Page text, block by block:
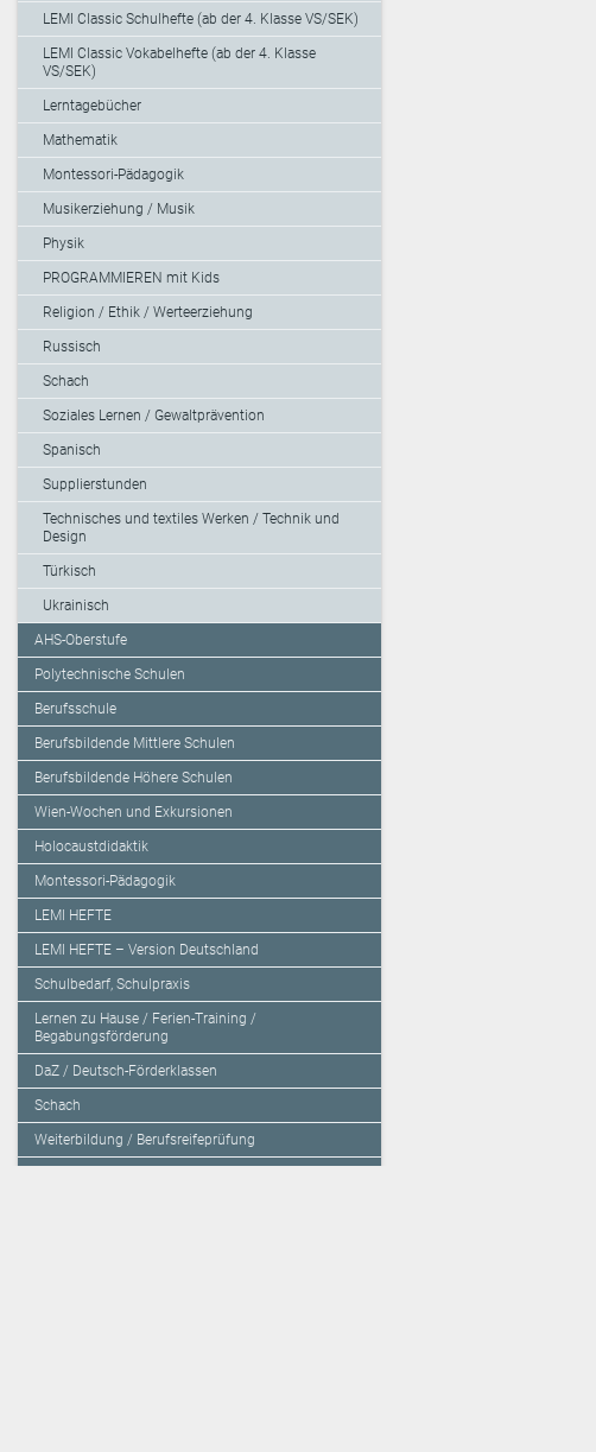
LEMI Classic Schulhefte (ab der 4. Klasse VS/SEK)
LEMI Classic Vokabelhefte (ab der 4. Klasse
VS/SEK)
Lerntagebücher
Mathematik
Montessori-Pädagogik
Musikerziehung / Musik
Physik
PROGRAMMIEREN mit Kids
Religion / Ethik / Werteerziehung
Russisch
Schach
Soziales Lernen / Gewaltprävention
Spanisch
Supplierstunden
Technisches und textiles Werken / Technik und
Design
Türkisch
Ukrainisch
AHS-Oberstufe
Polytechnische Schulen
Berufsschule
Berufsbildende Mittlere Schulen
Berufsbildende Höhere Schulen
Wien-Wochen und Exkursionen
Holocaustdidaktik
Montessori-Pädagogik
LEMI HEFTE
LEMI HEFTE – Version Deutschland
Schulbedarf, Schulpraxis
Lernen zu Hause / Ferien-Training /
Begabungsförderung
DaZ / Deutsch-Förderklassen
Schach
Weiterbildung / Berufsreifeprüfung